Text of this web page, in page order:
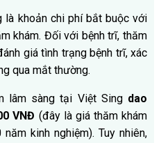
là khoản chi phí bắt buộc với
khám. Đối với bệnh trĩ, thăm
giá tình trạng bệnh trĩ, xác
qua mắt thường.
lâm sàng tại Việt Sing dao
VNĐ (đây là giá thăm khám
kinh nghiệm). Tuy nhiên,